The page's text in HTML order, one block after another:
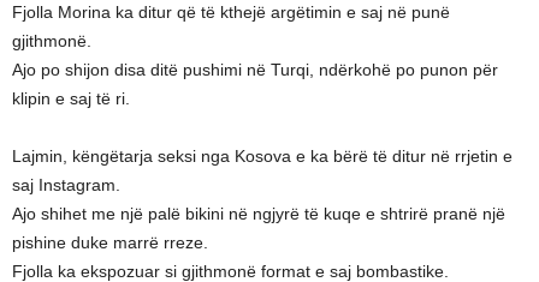
Fjolla Morina ka ditur që të kthejë argëtimin e saj në punë
gjithmonë.
Ajo po shijon disa ditë pushimi në Turqi, ndërkohë po punon për
klipin e saj të ri.
Lajmin, këngëtarja seksi nga Kosova e ka bërë të ditur në rrjetin e
saj Instagram.
Ajo shihet me një palë bikini në ngjyrë të kuqe e shtrirë pranë një
pishine duke marrë rreze.
Fjolla ka ekspozuar si gjithmonë format e saj bombastike.